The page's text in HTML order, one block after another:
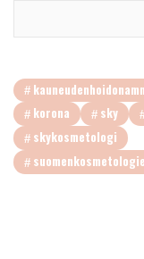
korona
sky
skykosmetologi